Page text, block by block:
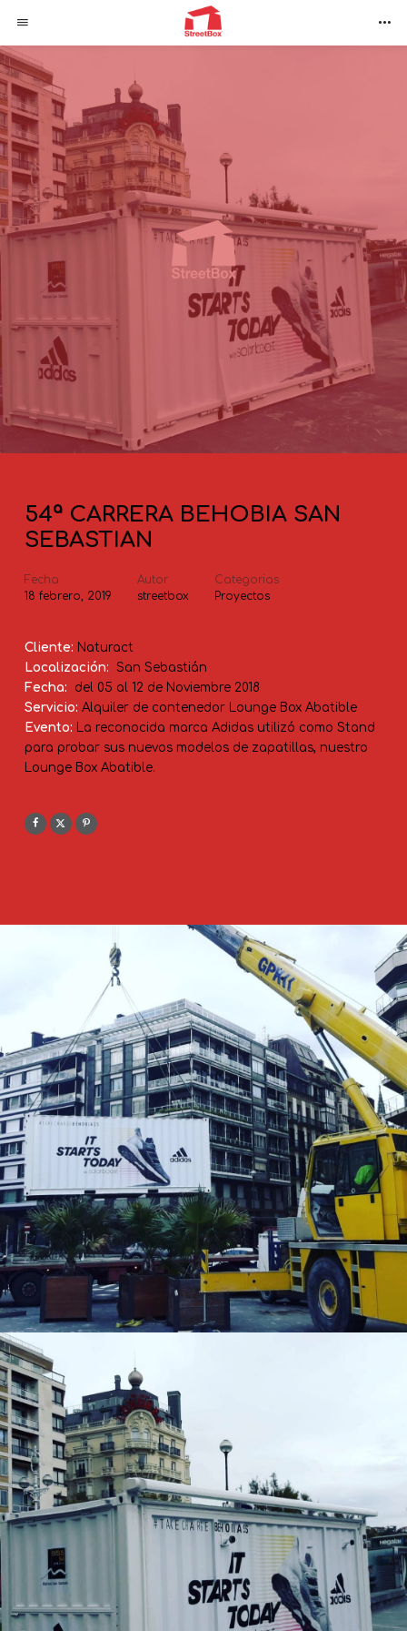
54ª CARRERA BEHOBIA SAN
SEBASTIAN
Fecha
18 febrero, 2019
Autor
streetbox
Categorias
Proyectos
Cliente: Naturact
Localización: San Sebastián
Fecha: del 05 al 12 de Noviembre 2018
Servicio: Alquiler de contenedor Lounge Box Abatible
Evento: La reconocida marca Adidas utilizó como Stand
para probar sus nuevos modelos de zapatillas, nuestro
Lounge Box Abatible.